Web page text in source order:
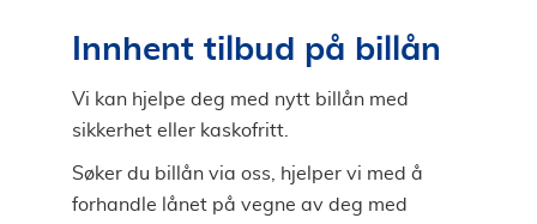
Innhent tilbud på billån
Vi kan hjelpe deg med nytt billån med
sikkerhet eller kaskofritt.
Søker du billån via oss, hjelper vi med å
forhandle lånet på vegne av deg med